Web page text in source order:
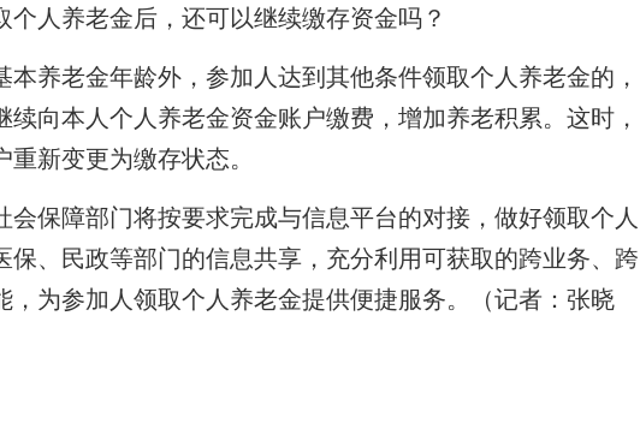
人养老金后，还可以继续缴存资金吗？
老金年龄外，参加人达到其他条件领取个人养老金的，
向本人个人养老金资金账户缴费，增加养老积累。这时，
新变更为缴存状态。
保障部门将按要求完成与信息平台的对接，做好领取个人
保、民政等部门的信息共享，充分利用可获取的跨业务、跨
，为参加人领取个人养老金提供便捷服务。（记者：张晓